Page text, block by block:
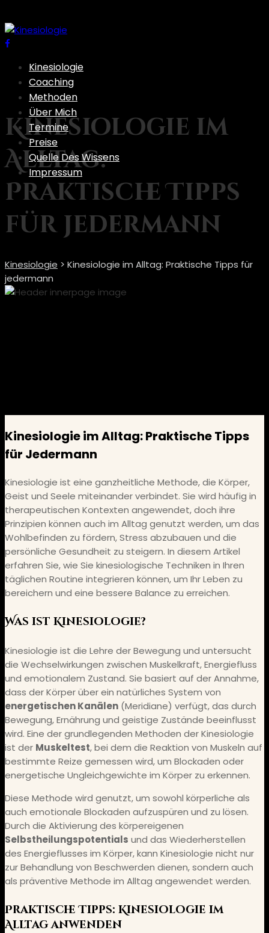
Kinesiologie
Coaching
Methoden
Über Mich
Termine
Preise
Quelle Des Wissens
Impressum
Kinesiologie im
Alltag:
Praktische Tipps
für jedermann
Kinesiologie > Kinesiologie im Alltag: Praktische Tipps für
jedermann
Kinesiologie im Alltag: Praktische Tipps
für Jedermann
Kinesiologie ist eine ganzheitliche Methode, die Körper,
Geist und Seele miteinander verbindet. Sie wird häufig in
therapeutischen Kontexten angewendet, doch ihre
Prinzipien können auch im Alltag genutzt werden, um das
Wohlbefinden zu fördern, Stress abzubauen und die
persönliche Gesundheit zu steigern. In diesem Artikel
erfahren Sie, wie Sie kinesiologische Techniken in Ihren
täglichen Routine integrieren können, um Ihr Leben zu
bereichern und eine bessere Balance zu erreichen.
Was ist Kinesiologie?
Kinesiologie ist die Lehre der Bewegung und untersucht
die Wechselwirkungen zwischen Muskelkraft, Energiefluss
und emotionalem Zustand. Sie basiert auf der Annahme,
dass der Körper über ein natürliches System von
energetischen Kanälen (Meridiane) verfügt, das durch
Bewegung, Ernährung und geistige Zustände beeinflusst
wird. Eine der grundlegenden Methoden der Kinesiologie
ist der Muskeltest, bei dem die Reaktion von Muskeln auf
bestimmte Reize gemessen wird, um Blockaden oder
energetische Ungleichgewichte im Körper zu erkennen.
Diese Methode wird genutzt, um sowohl körperliche als
auch emotionale Blockaden aufzuspüren und zu lösen.
Durch die Aktivierung des körpereigenen
Selbstheilungspotentials und das Wiederherstellen
des Energieflusses im Körper, kann Kinesiologie nicht nur
zur Behandlung von Beschwerden dienen, sondern auch
als präventive Methode im Alltag angewendet werden.
Praktische Tipps: Kinesiologie im
Alltag anwenden